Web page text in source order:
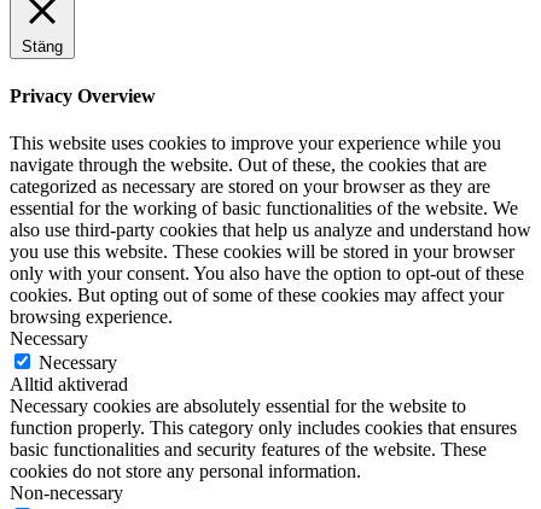
Stäng
Privacy Overview
This website uses cookies to improve your experience while you
navigate through the website. Out of these, the cookies that are
categorized as necessary are stored on your browser as they are
essential for the working of basic functionalities of the website. We
also use third-party cookies that help us analyze and understand how
you use this website. These cookies will be stored in your browser
only with your consent. You also have the option to opt-out of these
cookies. But opting out of some of these cookies may affect your
browsing experience.
Necessary
Necessary
Alltid aktiverad
Necessary cookies are absolutely essential for the website to
function properly. This category only includes cookies that ensures
basic functionalities and security features of the website. These
cookies do not store any personal information.
Non-necessary